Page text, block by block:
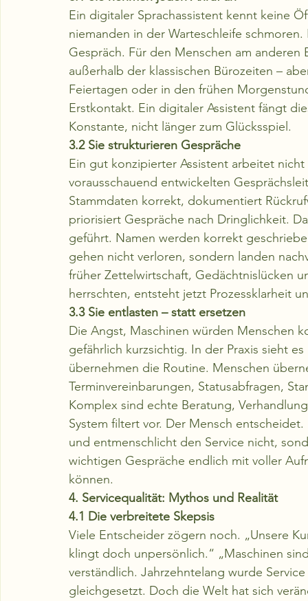
Ein digitaler Sprachassistent kennt keine
niemanden in der Warteschleife
Gespräch. Für den Menschen am
außerhalb der klassischen Bürozeiten –
Feiertagen oder in den frühen
Erstkontakt. Ein digitaler Assistent fängt
Konstante, nicht länger zum Glücksspiel.
3.2 Sie strukturieren Gespräche
Ein gut konzipierter Assistent arbeitet
vorausschauend entwickelten
Stammdaten korrekt, dokumentiert
priorisiert Gespräche nach Dringlichkeit.
geführt. Namen werden korrekt
gehen nicht verloren, sondern landen
früher Zettelwirtschaft, Gedächtnislücken
herrschten, entsteht jetzt Prozessklarheit
3.3 Sie entlasten – statt ersetzen
Die Angst, Maschinen würden Menschen
gefährlich kurzsichtig. In der Praxis sieht
übernehmen die Routine. Menschen
Terminvereinbarungen, Statusabfragen,
Komplex sind echte Beratung,
System filtert vor. Der Mensch
und entmenschlicht den Service nicht,
wichtigen Gespräche endlich mit voller
können.
4. Servicequalität: Mythos und Realität
4.1 Die verbreitete Skepsis
Viele Entscheider zögern noch. „Unsere
klingt doch unpersönlich.“ „Maschinen
verständlich. Jahrzehntelang wurde
gleichgesetzt. Doch die Welt hat sich